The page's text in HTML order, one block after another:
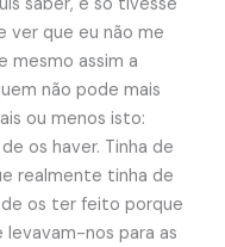
ver que eu não me
mesmo assim a
não pode mais
ou menos isto:
os haver. Tinha de
realmente tinha de
os ter feito porque
levavam-nos para as